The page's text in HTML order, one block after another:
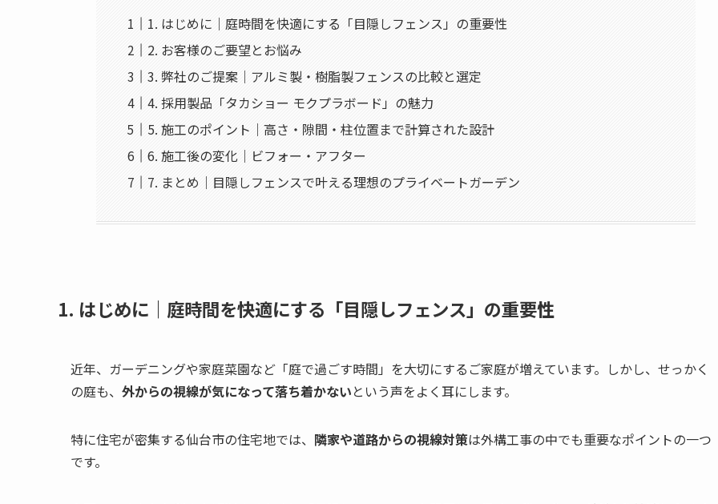
1. はじめに｜庭時間を快適にする「目隠しフェンス」の重要性
2. お客様のご要望とお悩み
3. 弊社のご提案｜アルミ製・樹脂製フェンスの比較と選定
4. 採用製品「タカショー モクプラボード」の魅力
5. 施工のポイント｜高さ・隙間・柱位置まで計算された設計
6. 施工後の変化｜ビフォー・アフター
7. まとめ｜目隠しフェンスで叶える理想のプライベートガーデン
1. はじめに｜庭時間を快適にする「目隠しフェンス」の重要性
近年、ガーデニングや家庭菜園など「庭で過ごす時間」を大切にするご家庭が増えています。しかし、せっかく
の庭も、 外からの視線が気になって落ち着かないという声をよく耳にします。
特に住宅が密集する仙台市の住宅地では、 隣家や道路からの視線対策は外構工事の中でも重要なポイントの一つ
です。